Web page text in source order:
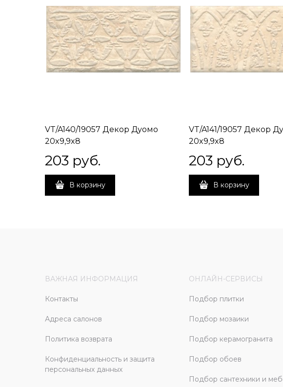
VT/A140/19057 Декор Дуомо
20x9,9x8
203 руб.
В корзину
VT/A141/19057 Декор
20x9,9x8
203 руб.
В корзину
ВАЖНАЯ ИНФОРМАЦИЯ
Контакты
Адреса салонов
Политика возврата
Конфиденциальность и защита
персональных данных
ОНЛАЙН-СЕРВИСЫ
Подбор плитки
Подбор мозаики
Подбор керамогранита
Подбор обоев
Подбор сантехники и